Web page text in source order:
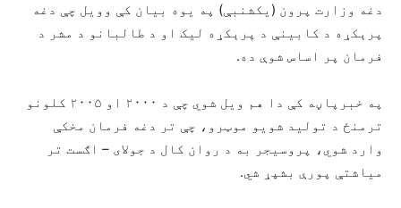
دغه وزارت پرون (یکشنبې) په یوه بیان کې وویل چې دغه
پرېکړه د کابینې د پرېکړه لیک او د طالبانو د مشر د
فرمان پر اساس شوې ده.
په خبرپاڼه کې دا هم ویل شوي چې د ۲۰۰۰ او ۲۰۰۵ کلونو
ترمنځ د تولید شویو موټرو، چې تر دغه فرمان مخکې
وارد شوي، پروسیجر به د روان کال د جولای – اګست تر
میاشتې پورې بشپړ شي.